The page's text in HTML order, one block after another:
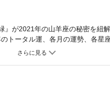
』が2021年の山羊座の秘密を紐
トータル運、各月の運勢、各星
なんだろう？」と詳しく知りた
年のあなたの金運◎2021年